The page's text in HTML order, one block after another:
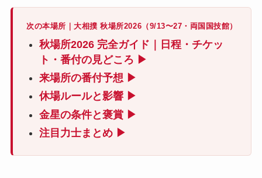
次の本場所｜大相撲 秋場所2026（9/13〜27・両国国技館）
秋場所2026 完全ガイド｜日程・チケッ
ト・番付の見どころ ▶
来場所の番付予想 ▶
休場ルールと影響 ▶
金星の条件と褒賞 ▶
注目力士まとめ ▶